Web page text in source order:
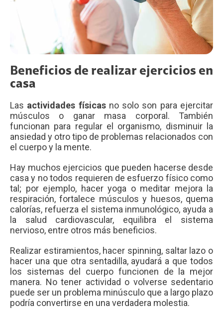
Beneficios de realizar ejercicios en
casa
Las actividades físicasno solo son para ejercitar
músculos o ganar masa corporal. También
funcionan para regular el organismo, disminuir la
ansiedad y otro tipo de problemas relacionados con
el cuerpo y la mente.
Hay muchos ejercicios que pueden hacerse desde
casa y no todos requieren de esfuerzo físico como
tal; por ejemplo, hacer yoga o meditar mejora la
respiración, fortalece músculos y huesos, quema
calorías, refuerza el sistema inmunológico, ayuda a
la salud cardiovascular, equilibra el sistema
nervioso, entre otros más beneficios.
Realizar estiramientos, hacer spinning, saltar lazo o
hacer una que otra sentadilla, ayudará a que todos
los sistemas del cuerpo funcionen de la mejor
manera. No tener actividad o volverse sedentario
puede ser un problema minúsculo que a largo plazo
podría convertirse en una verdadera molestia.